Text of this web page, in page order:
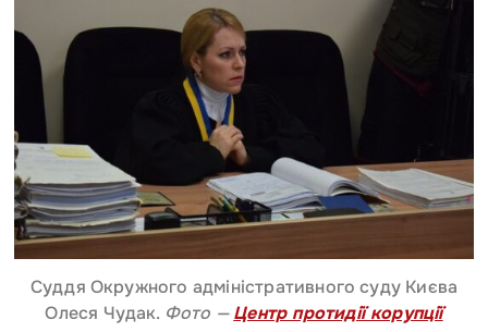
Суддя Окружного адміністративного суду Києва
Олеся Чудак. Фото —Центр протидії корупції